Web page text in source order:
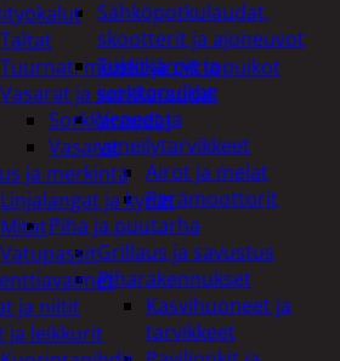
Sähköpotkulaudat,
skootterit ja ajoneuvot
Tukkikärryt ja
juontopulkat
Veneet ja
veneilytarvikkeet
Airot ja melat
Perämoottorit
Piha ja puutarha
Grillaus ja savustus
Piharakennukset
Kasvihuoneet ja
tarvikkeet
Taltat
Tuurnat, meistit ja piirtopuikot
Vasarat ja sorkkaraudat
Sorkkaraudat
Vasarat
ja merkintä
Linjalangat ja kynät
Mitat
Vatupassit
ja niitit
ja leikkurit